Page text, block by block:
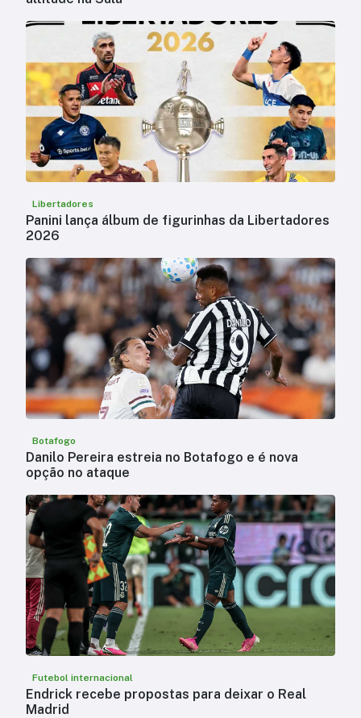
Libertadores
Panini lança álbum de figurinhas da Libertadores
2026
Botafogo
Danilo Pereira estreia no Botafogo e é nova
opção no ataque
Futebol internacional
Endrick recebe propostas para deixar o Real
Madrid